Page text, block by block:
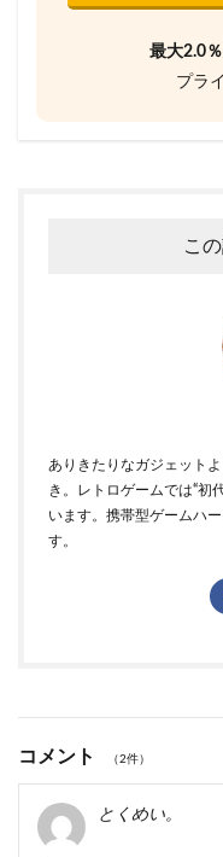
最大2.0
プラ
こ
ありきたりなガジェット
き。レトロゲームでは“初
います。携帯型ゲームハ
す。
コメント （2件）
とくめい。